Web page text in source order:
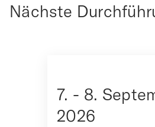
Nächste
7. - 8.
2026